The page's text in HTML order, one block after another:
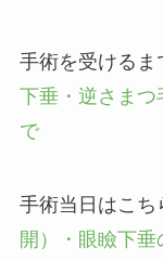
手術を受ける
下垂・逆さまつ
で
手術当日はこ
開）・眼瞼下